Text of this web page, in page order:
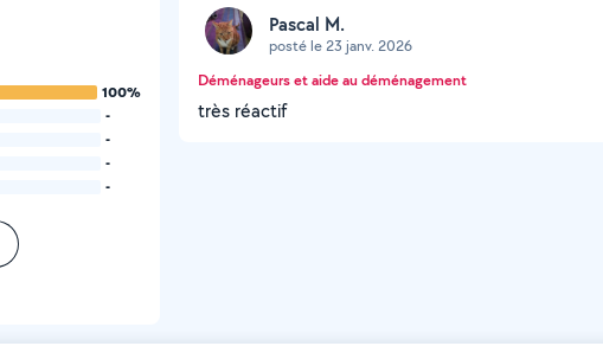
100%
-
-
-
-
Pascal M.
posté le 23 janv. 2026
Déménageurs et aide au déménagement
très réactif